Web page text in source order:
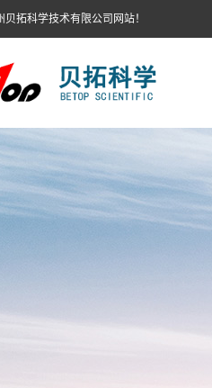
贝拓科学技术有限公司网站！